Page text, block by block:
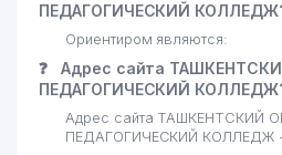
ПЕДАГОГИЧЕСКИЙ
Ориентиром являются:
❓
Адрес сайта
ПЕДАГОГИЧЕСКИЙ
Адрес сайта ТАШКЕНТСКИЙ
ПЕДАГОГИЧЕСКИЙ КОЛЛЕДЖ